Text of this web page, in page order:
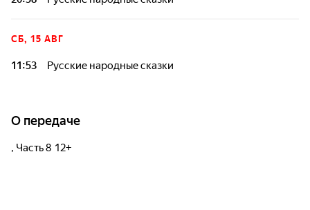
СБ, 15 АВГ
11:53 Русские народные сказки
О передаче
, Часть 8 12+